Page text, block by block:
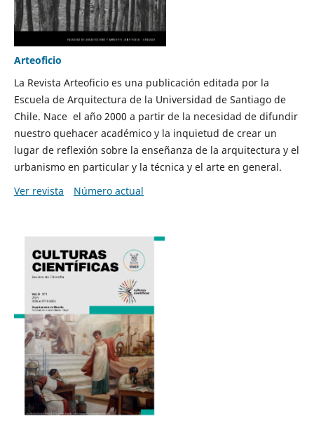
Arteoficio
La Revista Arteoficio es una publicación editada por la
Escuela de Arquitectura de la Universidad de Santiago de
Chile. Nace el año 2000 a partir de la necesidad de difundir
nuestro quehacer académico y la inquietud de crear un
lugar de reflexión sobre la enseñanza de la arquitectura y el
urbanismo en particular y la técnica y el arte en general.
Ver revista
Número actual